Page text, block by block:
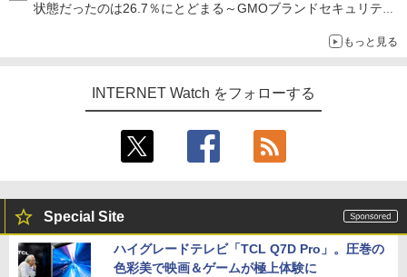
状態だったのは26.7％にとどまる～GMOブランドセキュリティ
もっと見る
INTERNET Watch をフォローする
Special Site
ハイグレードテレビ「TCL Q7D Pro」。圧巻の
色彩美で映画＆ゲームが極上体験に